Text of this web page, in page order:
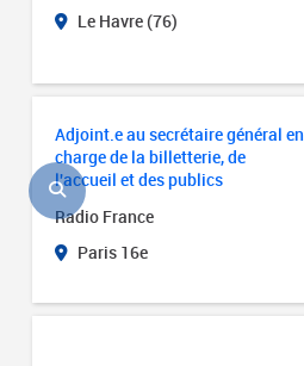
Le Havre (76)
Adjoint.e au secrétaire général en
charge de la billetterie, de
l'accueil et des publics
Radio France
Paris 16e